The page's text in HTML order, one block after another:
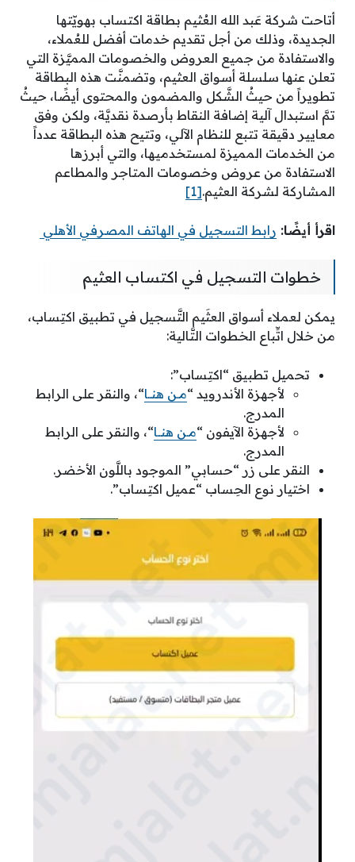
أتاحت شركة عَبد الله العُثيم بطاقة اكتساب بهويّتها
الجديدة، وذلك من أجل تقديم خدمات أفضل للعُملاء،
والاستفادة من جميع العروض والخصومات المميَّزة التي
تعلن عنها سلسلة أسواق العثيم، وتضمنَّت هذه البطاقة
تطويراً من حيثُ الشَّكل والمضمون والمحتوى أيضًا، حيثُ
تمَّ استبدال آلية إضافة النقاط بأرصدة نقديَّة، ولكن وفق
معايير دقيقة تتبع للنظام الآلي، وتتيح هذه البطاقة عدداً
من الخدمات المميزة لمستخدميها، والتي أبرزها
الاستفادة من عروض وخصومات المتاجر والمطاعم
المشاركة لشركة العثيم.[1]
اقرأ أيضًا: رابط التسجيل في الهاتف المصرفي الأهلي
خطوات التسجيل في اكتساب العثيم
يمكن لعملاء أسواق العثَيم التَّسجيل في تطبيق اكتِساب،
من خلال اتِّباع الخطوات التَّالية:
تحميل تطبيق “اكتِساب”:
لأجهزة الأندرويد “مـن هنــا“، والنقر على الرابط
المدرج.
لأجهزة الآيفون “مـن هنــا“، والنقر على الرابط
المدرج.
النقر على زر “حسابي” الموجود باللَّون الأخضر.
اختيار نوع الحِساب “عميل اكتِساب”.